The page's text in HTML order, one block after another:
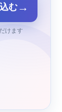
む →
けます